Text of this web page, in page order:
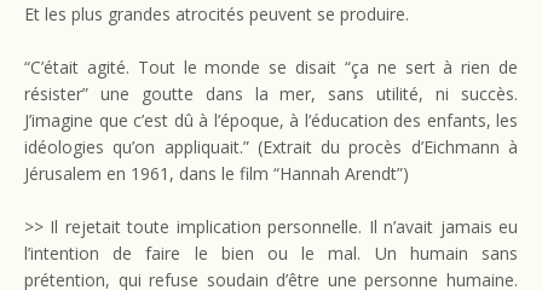
Et les plus grandes atrocités peuvent se produire.
“C’était agité. Tout le monde se disait “ça ne sert à rien de
résister” une goutte dans la mer, sans utilité, ni succès.
J’imagine que c’est dû à l’époque, à l’éducation des enfants, les
idéologies qu’on appliquait.” (Extrait du procès d’Eichmann à
Jérusalem en 1961, dans le film “Hannah Arendt”)
>> Il rejetait toute implication personnelle. Il n’avait jamais eu
l’intention de faire le bien ou le mal. Un humain sans
prétention, qui refuse soudain d’être une personne humaine.